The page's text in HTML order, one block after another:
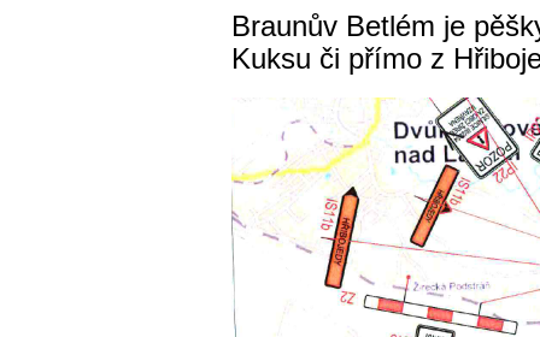
Braunův Betlém je
Kuksu či přímo z